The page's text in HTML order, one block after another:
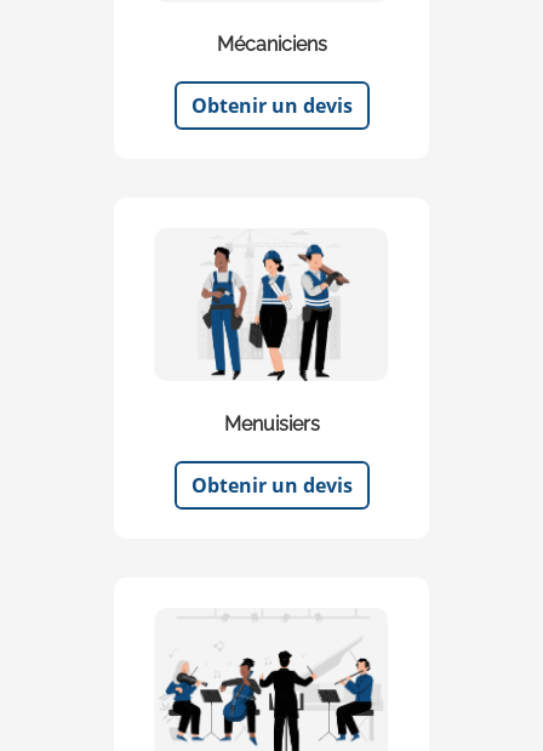
Mécaniciens
Obtenir un devis
Menuisiers
Obtenir un devis